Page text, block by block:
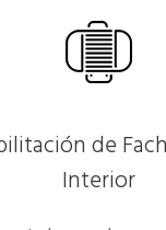
de
Interior